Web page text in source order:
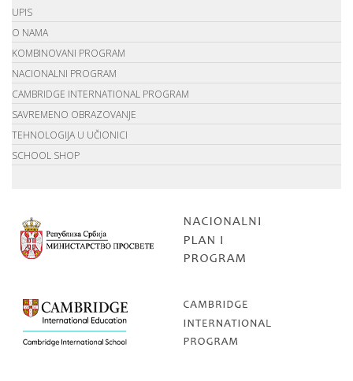
UPIS
O NAMA
KOMBINOVANI PROGRAM
NACIONALNI PROGRAM
CAMBRIDGE INTERNATIONAL PROGRAM
SAVREMENO OBRAZOVANJE
TEHNOLOGIJA U UČIONICI
SCHOOL SHOP